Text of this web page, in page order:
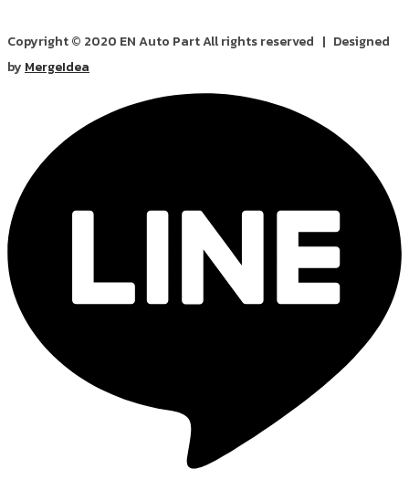
Copyright © 2020 EN Auto Part All rights reserved | Designed
by MergeIdea